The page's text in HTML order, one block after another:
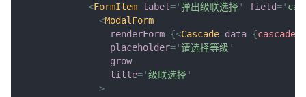
<FormItem label='弹出级联选择 ' field='
<ModalForm
renderForm={<Cascade data={
placeholder='请选择等级 '
grow
title='级联选择 '
>